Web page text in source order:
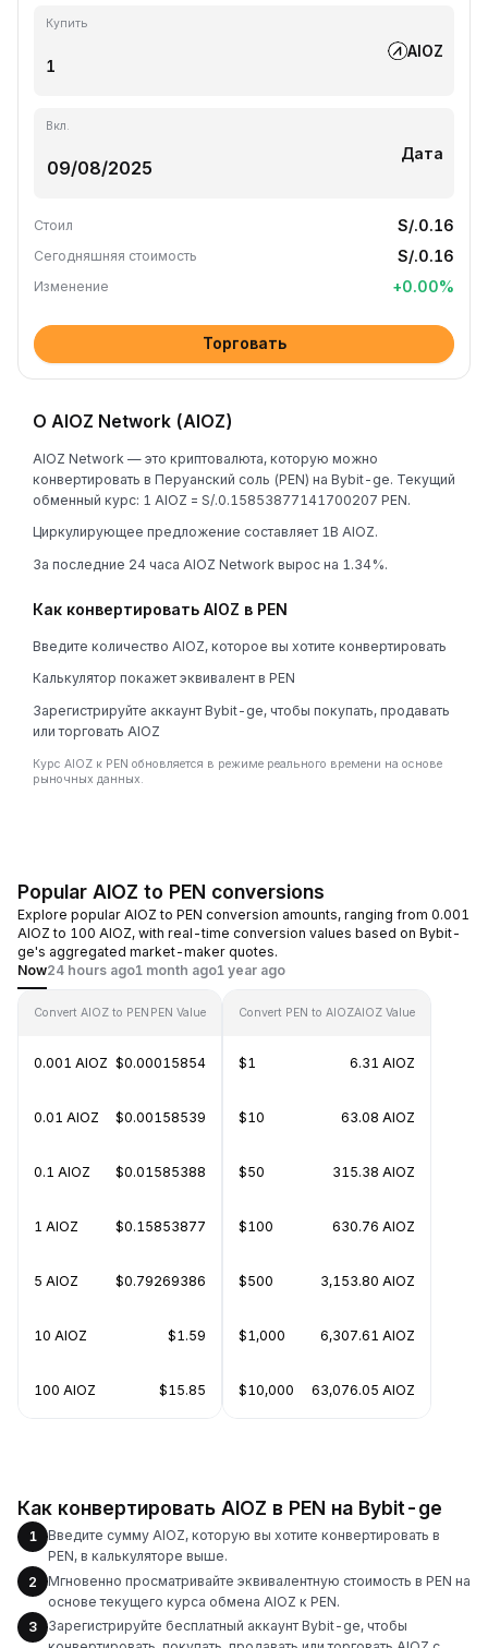
Купить
AIOZ
Вкл.
Дата
Стоил S/.0.16
Сегодняшняя стоимость S/.0.16
Изменение +0.00%
Торговать
О AIOZ Network (AIOZ)
AIOZ Network — это криптовалюта, которую можно
конвертировать в Перуанский соль (PEN) на Bybit-ge. Текущий
обменный курс: 1 AIOZ = S/.0.15853877141700207 PEN.
Циркулирующее предложение составляет 1B AIOZ.
За последние 24 часа AIOZ Network вырос на 1.34%.
Как конвертировать AIOZ в PEN
Введите количество AIOZ, которое вы хотите конвертировать
Калькулятор покажет эквивалент в PEN
Зарегистрируйте аккаунт Bybit-ge, чтобы покупать, продавать
или торговать AIOZ
Курс AIOZ к PEN обновляется в режиме реального времени на основе
рыночных данных.
Popular AIOZ to PEN conversions
Explore popular AIOZ to PEN conversion amounts, ranging from 0.001
AIOZ to 100 AIOZ, with real-time conversion values based on Bybit-
ge's aggregated market-maker quotes.
Now24 hours ago1 month ago1 year ago
Convert AIOZ to PEN PEN Value
0.001 AIOZ $0.00015854
0.01 AIOZ $0.00158539
0.1 AIOZ $0.01585388
1 AIOZ $0.15853877
5 AIOZ $0.79269386
10 AIOZ $1.59
100 AIOZ $15.85
Convert PEN to AIOZAIOZ Value
$1 6.31 AIOZ
$10 63.08 AIOZ
$50 315.38 AIOZ
$100 630.76 AIOZ
$500 3,153.80 AIOZ
$1,000 6,307.61 AIOZ
$10,000 63,076.05 AIOZ
Как конвертировать AIOZ в PEN на Bybit-ge
1
Введите сумму AIOZ, которую вы хотите конвертировать в
PEN, в калькуляторе выше.
2
Мгновенно просматривайте эквивалентную стоимость в PEN на
основе текущего курса обмена AIOZ к PEN.
3
Зарегистрируйте бесплатный аккаунт Bybit-ge, чтобы